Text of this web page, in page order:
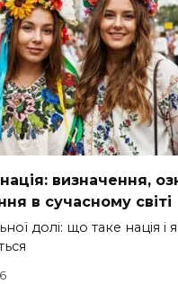
визначення,
в сучасному світі
долі: що таке нація і